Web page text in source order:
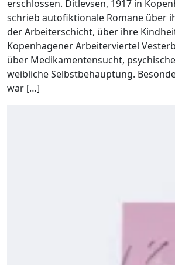
erschlossen. Ditlevsen, 1917 in
schrieb autofiktionale Romane über
der Arbeiterschicht, über ihre
Kopenhagener Arbeiterviertel
über Medikamentensucht,
weibliche Selbstbehauptung.
war […]